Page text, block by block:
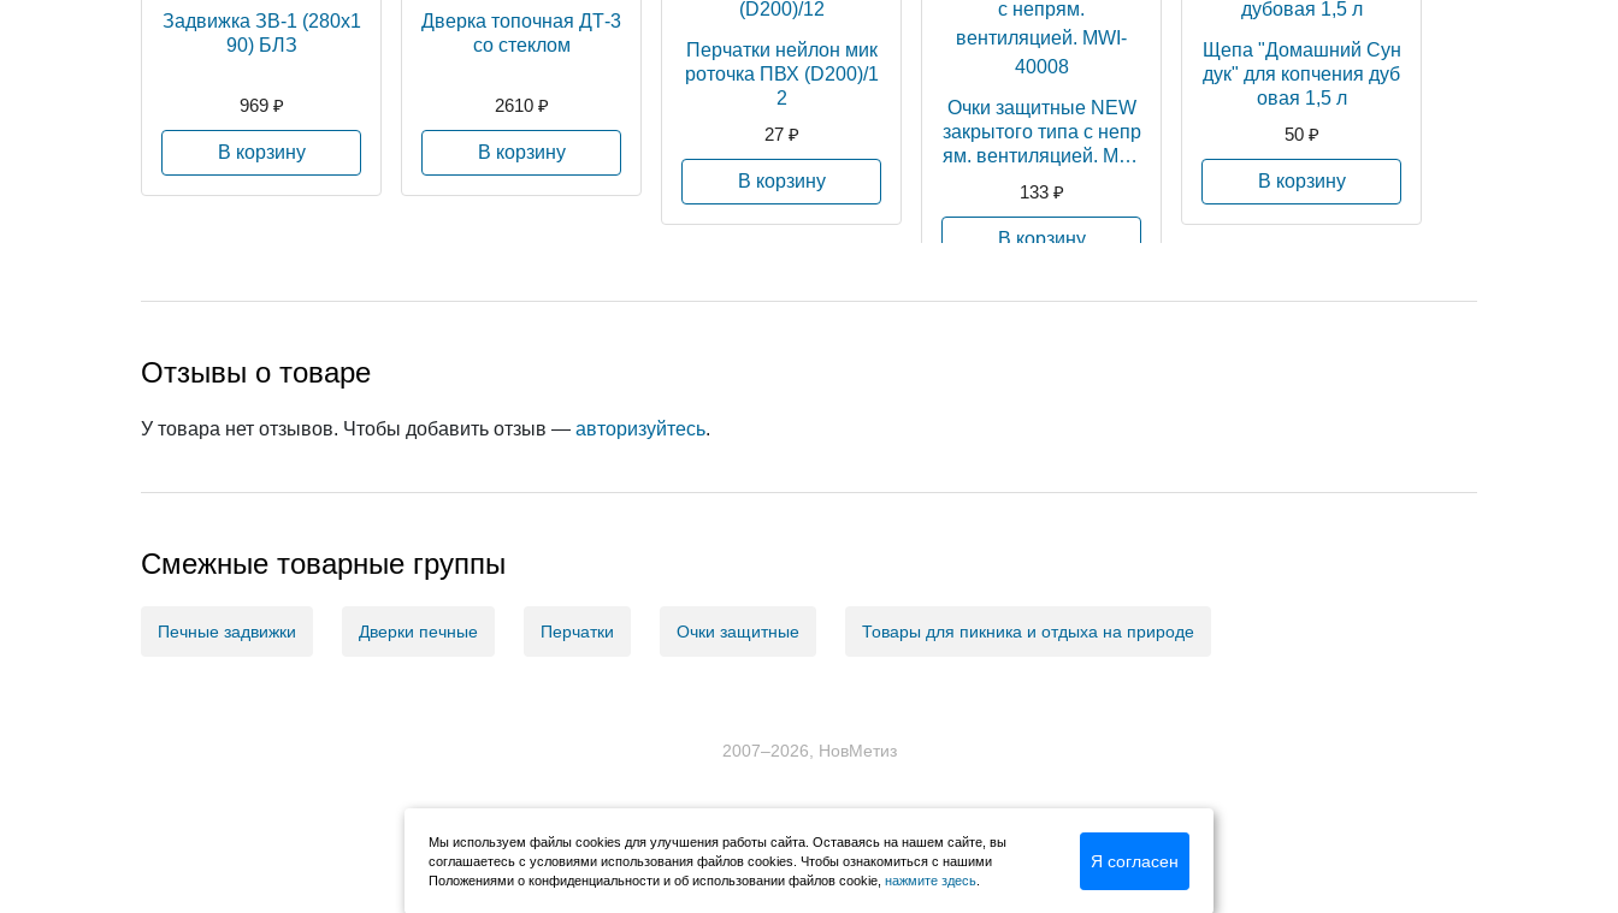
Задвижка ЗВ-1 (280х1
90) БЛЗ
969 ₽
В корзину
Дверка топочная ДТ-3
со стеклом
2610 ₽
В корзину
Перчатки нейлон мик
роточка ПВХ (D200)/1
2
27 ₽
В корзину
Очки защитные NEW
закрытого типа с непр
ям. вентиляцией. MWI
133 ₽
В корзину
Щепа "Домашний Сун
дук" для копчения дуб
овая 1,5 л
50 ₽
В корзину
Отзывы о товаре
У товара нет отзывов. Чтобы добавить отзыв — авторизуйтесь.
Смежные товарные группы
Печные задвижки Дверки печные Перчатки Очки защитные Товары для пикника и отдыха на природе
2007–2026, НовМетиз
Мы используем файлы cookies для улучшения работы сайта. Оставаясь на нашем сайте, вы
соглашаетесь с условиями использования файлов cookies. Чтобы ознакомиться с нашими
Положениями о конфиденциальности и об использовании файлов cookie, нажмите здесь
Я согласен